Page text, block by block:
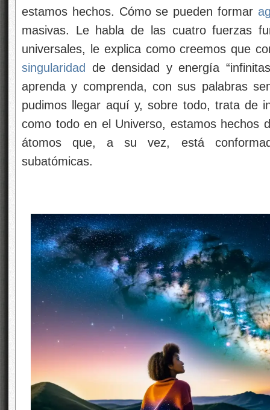
estamos hechos. Cómo se pueden formar
masivas. Le habla de las cuatro fuerzas
universales, le explica como creemos que
singularidad
de densidad y energía
aprenda y comprenda, con sus palabras
pudimos llegar aquí y, sobre todo, trata de
como todo en el Universo, estamos hechos
átomos que, a su vez, está
subatómicas.